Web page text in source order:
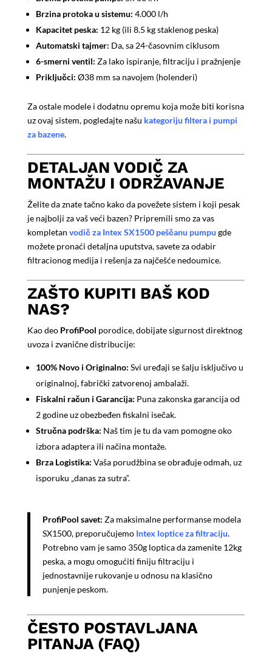
Brzina protoka u sistemu: 4.000 l/h
Kapacitet peska: 12 kg (ili 8.5 kg staklenog peska)
Automatski tajmer: Da, sa 24-časovnim ciklusom
6-smerni ventil: Za lako ispiranje, filtraciju i pražnjenje
Priključci: Ø38 mm sa navojem (holenderi)
Za ostale modele i dodatnu opremu koja može biti korisna
uz ovaj sistem, pogledajte našu kategoriju filtera i pumpi
za bazene.
DETALJAN VODIČ ZA
MONTAŽU I ODRŽAVANJE
Želite da znate tačno kako da povežete sistem i koji pesak
je najbolji za vaš veći bazen? Pripremili smo za vas
kompletan vodič za Intex SX1500 peščanu pumpu gde
možete pronaći detaljna uputstva, savete za odabir
filtracionog medija i rešenja za najčešće nedoumice.
ZAŠTO KUPITI BAŠ KOD
NAS?
Kao deo ProfiPool porodice, dobijate sigurnost direktnog
uvoza i zvanične distribucije:
100% Novo i Originalno: Svi uređaji se šalju isključivo u
originalnoj, fabrički zatvorenoj ambalaži.
Fiskalni račun i Garancija: Puna zakonska garancija od
2 godine uz obezbeđen fiskalni isečak.
Stručna podrška: Naš tim je tu da vam pomogne oko
izbora adaptera ili načina montaže.
Brza Logistika: Vaša porudžbina se obrađuje odmah, uz
isporuku „danas za sutra“.
ProfiPool savet: Za maksimalne performanse modela
SX1500, preporučujemo Intex loptice za filtraciju.
Potrebno vam je samo 350g loptica da zamenite 12kg
peska, a mogu omogućiti finiju filtraciju i
jednostavnije rukovanje u odnosu na klasično
punjenje peskom.
ČESTO POSTAVLJANA
PITANJA (FAQ)